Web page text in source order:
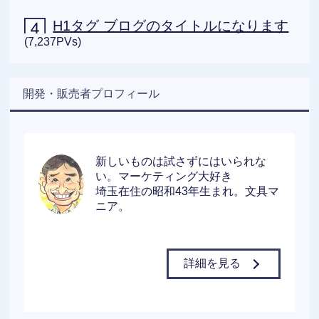
H1タグ ブログのタイトルになります
(7,237PVs)
開発・販売者プロフィール
新しいものは試さずにはいられな
い。マーケティング大好き
埼玉在住の昭和43年生まれ。文具マ
ニア。
詳細を見る